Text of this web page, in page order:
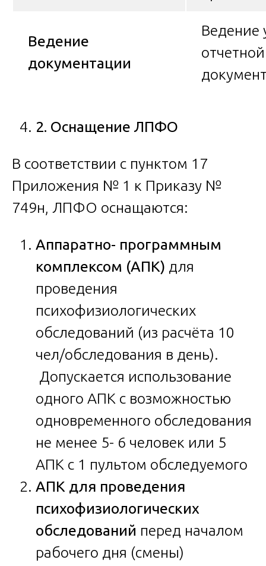
Ведение
документации
Ведение
отчетной
2. Оснащение ЛПФО
В соответствии с пунктом 17
Приложения № 1 к Приказу №
749н, ЛПФО оснащаются:
Аппаратно- программным
комплексом (АПК) для
проведения
психофизиологических
обследований (из расчёта 10
чел/обследования в день).
Допускается использование
одного АПК с возможностью
одновременного обследования
не менее 5- 6 человек или 5
АПК с 1 пультом обследуемого
АПК для проведения
психофизиологических
обследований перед началом
рабочего дня (смены)